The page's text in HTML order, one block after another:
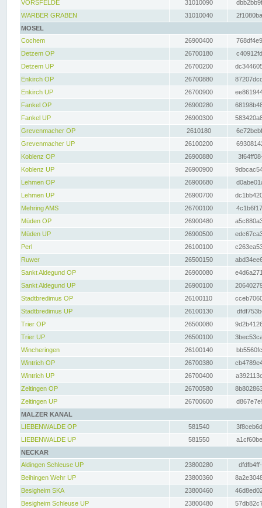
VORSFELDE
31010090
WARBER GRABEN
31010040
MOSEL
Cochem
26900400
Detzem OP
26700180
Detzem UP
26700200
Enkirch OP
26700880
Enkirch UP
26700900
Fankel OP
26900280
Fankel UP
26900300
Grevenmacher OP
2610180
Grevenmacher UP
26100200
Koblenz OP
26900880
Koblenz UP
26900900
Lehmen OP
26900680
Lehmen UP
26900700
Mehring AMS
26700100
Müden OP
26900480
Müden UP
26900500
Perl
26100100
Ruwer
26500150
Sankt Aldegund OP
26900080
Sankt Aldegund UP
26900100
Stadtbredimus OP
26100110
Stadtbredimus UP
26100130
Trier OP
26500080
Trier UP
26500100
Wincheringen
26100140
Wintrich OP
26700380
Wintrich UP
26700400
Zeltingen OP
26700580
Zeltingen UP
26700600
MALZER KANAL
LIEBENWALDE OP
581540
LIEBENWALDE UP
581550
NECKAR
Aldingen Schleuse UP
23800280
Beihingen Wehr UP
23800360
Besigheim SKA
23800460
Besigheim Schleuse UP
23800480